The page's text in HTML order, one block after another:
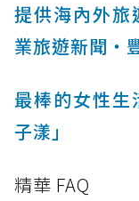
提供海內外旅
業旅遊新聞‧
最棒的女性生
子漾」
精華 FAQ